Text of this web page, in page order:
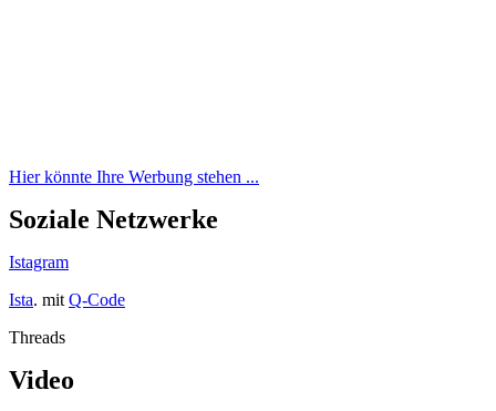
Hier könnte Ihre Werbung stehen ...
Soziale Netzwerke
Istagram
Ista. mit Q-Code
Threads
Video